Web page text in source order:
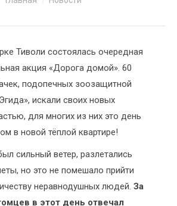
Тиволи состоялась очередная
акция «Дорога домой». 60
подопечных зоозащитной
искали своих новых
для многих из них это день
в новой тёплой квартире!
сильный ветер, разлетались
но это не помешало прийти
неравнодушных людей. За
в этот день отвечал